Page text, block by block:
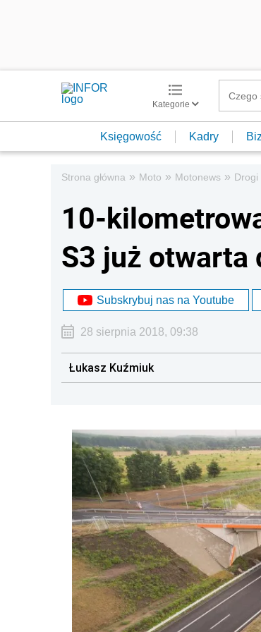
Kategorie
Księgowość Kadry
Strona główna » Moto » Motonews » Drogi
10-
S3 już otwarta
Subskrybuj nas na Youtube
28 sierpnia 2018, 09:38
Łukasz Kuźmiuk